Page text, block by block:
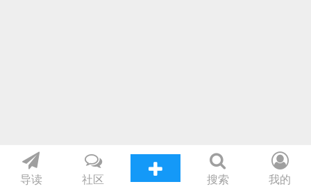
导读 社区 搜索 我的